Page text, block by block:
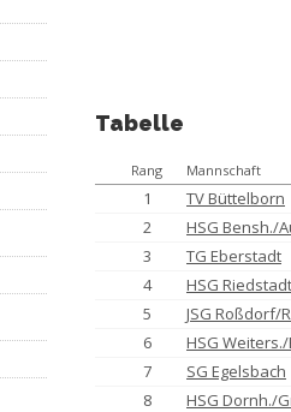
Tabelle
Rang Mannschaft
1
TV Büttelborn
2
HSG Bensh./
3
TG Eberstadt
4
HSG Riedstadt
5
JSG Roßdorf/
6
HSG
7
SG Egelsbach
8
HSG Dornh./